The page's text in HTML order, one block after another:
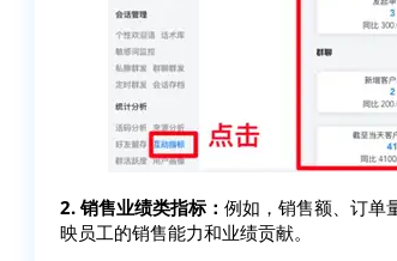
2. 销售业绩类指标： 例如，销售额、订单
映员工的销售能力和业绩贡献。